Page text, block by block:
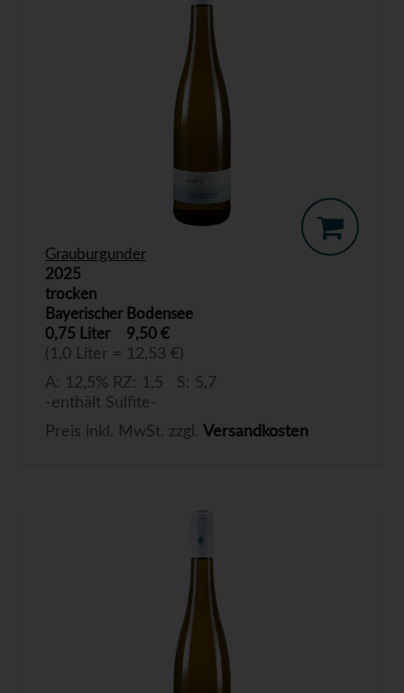
Grauburgunder
2025
trocken
Bayerischer Bodensee
0,75 Liter
9,50 €
(1,0 Liter = 12,53 €)
A: 12,5% RZ: 1,5 S: 5,7
-enthält Sulfite-
Preis inkl. MwSt. zzgl. Versandkosten